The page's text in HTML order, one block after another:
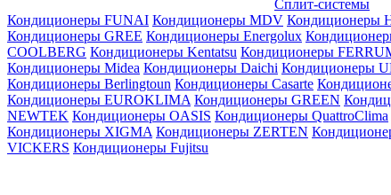
Сплит-системы
Кондиционеры FUNAI Кондиционеры MDV Кондиционеры
Кондиционеры GREE Кондиционеры Energolux
СOOLBERG Кондиционеры Kentatsu Кондиционеры
Кондиционеры Midea Кондиционеры Daichi Кондиционеры
Кондиционеры Berlingtoun Кондиционеры Casarte
Кондиционеры EUROKLIMA Кондиционеры GREEN
NEWTEK Кондиционеры OASIS Кондиционеры QuattroClima
Кондиционеры XIGMA Кондиционеры ZERTEN
VICKERS Кондиционеры Fujitsu